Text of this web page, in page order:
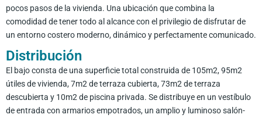
pocos pasos de la vivienda. Una ubicación que combina la
comodidad de tener todo al alcance con el privilegio de disfrutar de
un entorno costero moderno, dinámico y perfectamente comunicado.
Distribución
El bajo consta de una superficie total construida de 105m2, 95m2
útiles de vivienda, 7m2 de terraza cubierta, 73m2 de terraza
descubierta y 10m2 de piscina privada. Se distribuye en un vestíbulo
de entrada con armarios empotrados, un amplio y luminoso salón-